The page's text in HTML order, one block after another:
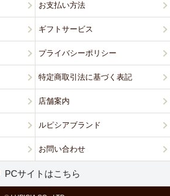
お支払い方法
ギフトサービス
プライバシーポリシー
特定商取引法に基づく表記
店舗案内
ルピシアブランド
お問い合わせ
PCサイトはこちら